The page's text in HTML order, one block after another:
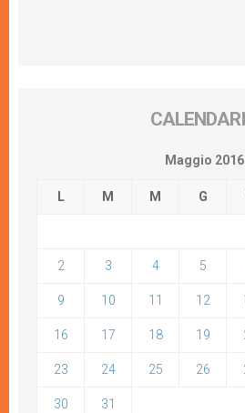
Maggio 2016
L M M G
2 3 4 5
9 10 11 12
16 17 18 19
23 24 25 26
30 31